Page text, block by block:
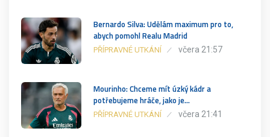
Bernardo Silva: Udělám maximum pro to,
abych pomohl Realu Madrid
PŘÍPRAVNÉ UTKÁNÍ včera 21:57
Mourinho: Chceme mít úzký kádr a
potřebujeme hráče, jako je…
PŘÍPRAVNÉ UTKÁNÍ včera 21:41